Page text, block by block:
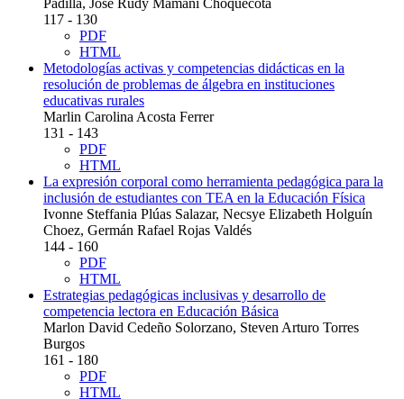
117 - 130
PDF
HTML
Metodologías activas y competencias didácticas en la
resolución de problemas de álgebra en instituciones
educativas rurales
Marlin Carolina Acosta Ferrer
131 - 143
PDF
HTML
La expresión corporal como herramienta pedagógica para la
inclusión de estudiantes con TEA en la Educación Física
Ivonne Steffania Plúas Salazar, Necsye Elizabeth Holguín
Choez, Germán Rafael Rojas Valdés
144 - 160
PDF
HTML
Estrategias pedagógicas inclusivas y desarrollo de
competencia lectora en Educación Básica
Marlon David Cedeño Solorzano, Steven Arturo Torres
Burgos
161 - 180
PDF
HTML